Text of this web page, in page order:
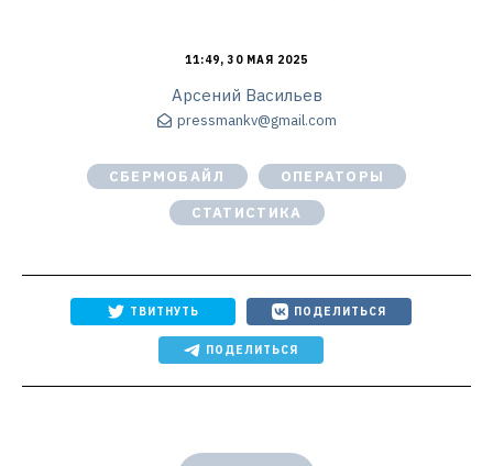
11:49, 30 МАЯ 2025
Арсений Васильев
pressmankv@gmail.com
СБЕРМОБАЙЛ
ОПЕРАТОРЫ
СТАТИСТИКА
ТВИТНУТЬ ПОДЕЛИТЬСЯ
ПОДЕЛИТЬСЯ